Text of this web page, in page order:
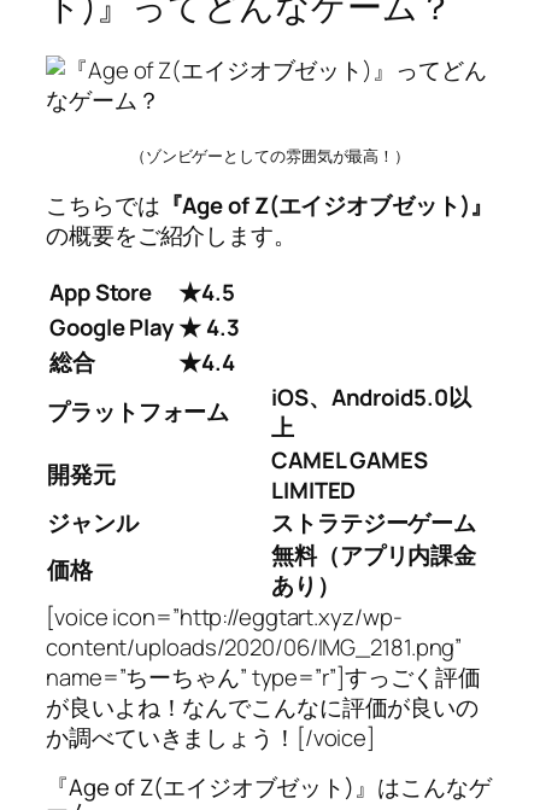
（ゾンビゲーとしての雰囲気が最高！）
こちらでは 『Age of Z(エイジオブゼット)』
の概要をご紹介します。
App Store
★4.5
Google Play★ 4.3
総合
★4.4
プラットフォーム
iOS、Android5.0以
上
開発元
CAMEL GAMES
LIMITED
ジャンル
ストラテジーゲーム
価格
無料（アプリ内課金
あり）
[voice icon=”http://eggtart.xyz/wp-
content/uploads/2020/06/IMG_2181.png”
name=”ちーちゃん” type=”r”]すっごく評価
が良いよね！なんでこんなに評価が良いの
か調べていきましょう！[/voice]
『Age of Z(エイジオブゼット)』はこんなゲ